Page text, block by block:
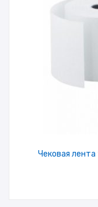
Чековая